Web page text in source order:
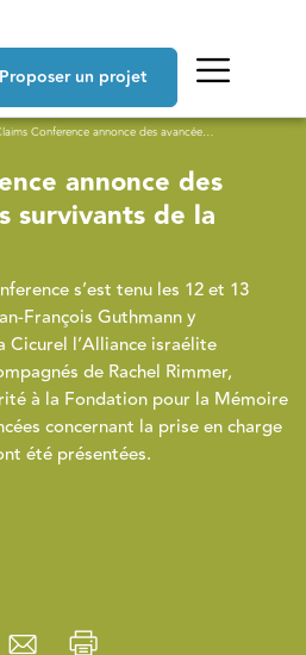
Proposer un projet
Conference annonce des avancées pour les survivants de la Shoah
annonce des
survivants de la
s’est tenu les 12 et 13
François Guthmann y
l’Alliance israélite
de Rachel Rimmer,
à la Fondation pour la Mémoire
concernant la prise en charge
été présentées.